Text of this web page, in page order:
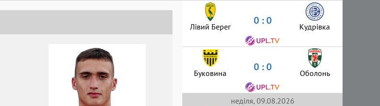
Лівий Берег 0 : 0 Кудрівка
Буковина 0 : 0 Оболонь
неділя, 09.08.2026